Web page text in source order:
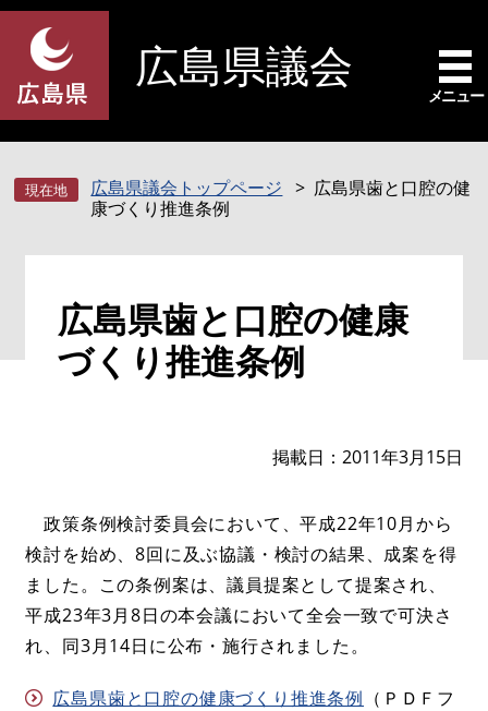
ペ
先
頭
す
メ
を
飛
し
広島県議会
メニュー
広島県議会トップページ
広島県歯と口腔の健
康づくり推進条例
広島県歯と口腔の健康
づくり推進条例
掲載日 2011年3月15日
政策条例検討委員会において、平成22年10月から
検討を始め、8回に及ぶ協議・検討の結果、成案を得
ました。この条例案は、議員提案として提案され、
平成23年3月8日の本会議において全会一致で可決さ
れ、同3月14日に公布・施行されました。
広島県歯と口腔の健康づくり推進条例 （ＰＤＦフ